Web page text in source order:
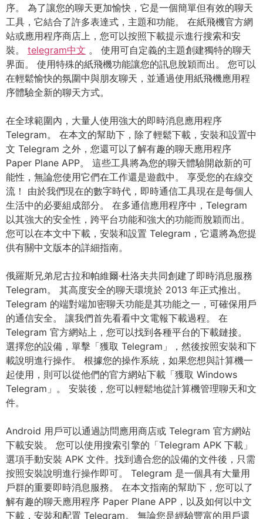
序。 為了讓您的聊天更加愉快，它是一個簡單但有效的聊天
工具，它結合了許多表達式，主題和功能。 在紙飛機官方網
站或應用程序商店上，您可以按照下載提示進行搜索和安
裝。 telegram中文 。 使用可自定義的主題創建獨特的聊天
界面。 使用特殊的紙飛機功能讓您的訊息脫穎而出。 您可以
在輕鬆愉快的氛圍中與朋友聊天，並通過使用紙飛機應用程
序體驗全新的聊天方式。
在全球範圍內，大量人使用強大的即時消息應用程序
Telegram。 在本文的幫助下，除了輕鬆下載，安裝和設置中
文 Telegram 之外，您還可以了解有趣的聊天應用程序
Paper Plane APP。 這些工具將為您的聊天體驗開啟新的可
能性，無論您使用它們在工作還是遊戲中。 享受您的在線交
流！ 由於我們現在的數字時代，即時通信工具現在是每個人
生活中的必要組成部分。 在多通信應用程序中，Telegram
以其強大的安全性，跨平台功能和強大的功能而脫穎而出。
您可以在本文中下載，安裝和設置 Telegram，它還將為您提
供有關中文版本的詳細指南。
俄羅斯兄弟尼古拉和帕維爾·杜洛夫共同創建了即時消息服務
Telegram。 其高度安全的聊天環境於 2013 年正式推出。
Telegram 的端對端加密聊天功能是其功能之一，可確保用戶
的通信安全。 讓我們首先看看中文電報下載過程。 在
Telegram 官方網站上，您可以找到各種平台的下載鏈接。
選擇您的設備，單擊「獲取 Telegram」，然後按照安裝和下
載說明進行操作。 根據您的操作系統，如果您想與計算機一
起使用，則可以從他們的官方網站下載「獲取 Windows
Telegram」。 安裝後，您可以輕鬆地從計算機管理聊天和文
件。
Android 用戶可以通過訪問應用商店或 Telegram 官方網站
下載安裝。 您可以使用搜索引擎的「Telegram APK 下載」
選項手動安裝 APK 文件。找到適合您的設備的文件後，只需
按照安裝說明進行操作即可。 Telegram 是一個具有大量用
戶群的重要即時消息服務。 在本文指南的幫助下，您可以了
解有趣的聊天應用程序 Paper Plane APP，以及如何以中文
下載，安裝和配置 Telegram。 無論您是經驗豐富的用戶還